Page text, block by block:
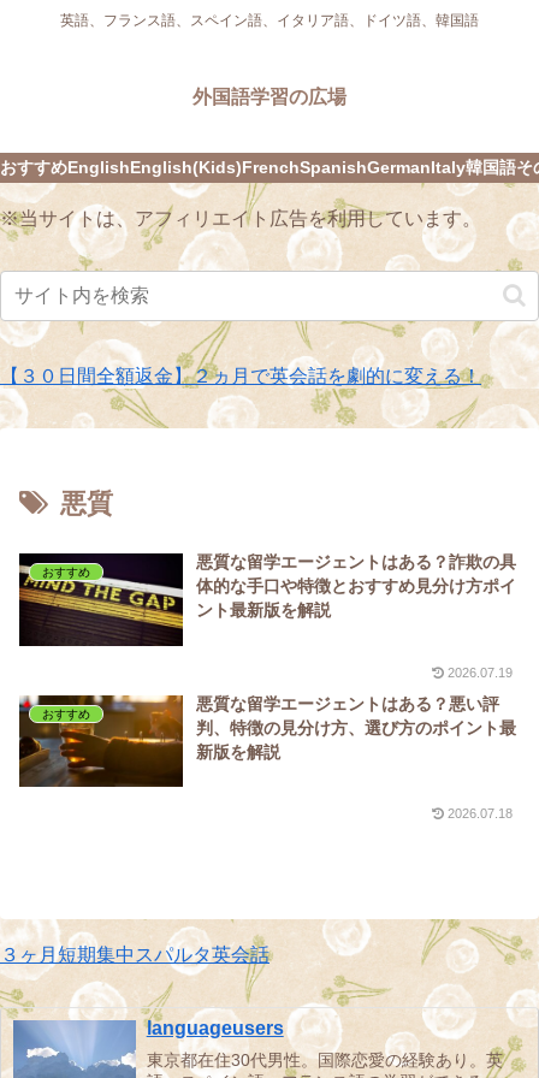
英語、フランス語、スペイン語、イタリア語、ドイツ語、韓国語
外国語学習の広場
おすすめEnglishEnglish(Kids)FrenchSpanishGermanItaly韓国語そ
※当サイトは、アフィリエイト広告を利用しています。
【３０日間全額返金】２ヵ月で英会話を劇的に変える！
悪質
おすすめ
悪質な留学エージェントはある？詐欺の具
体的な手口や特徴とおすすめ見分け方ポイ
ント最新版を解説
2026.07.19
おすすめ
悪質な留学エージェントはある？悪い評
判、特徴の見分け方、選び方のポイント最
新版を解説
2026.07.18
３ヶ月短期集中スパルタ英会話
languageusers
東京都在住30代男性。国際恋愛の経験あり。英